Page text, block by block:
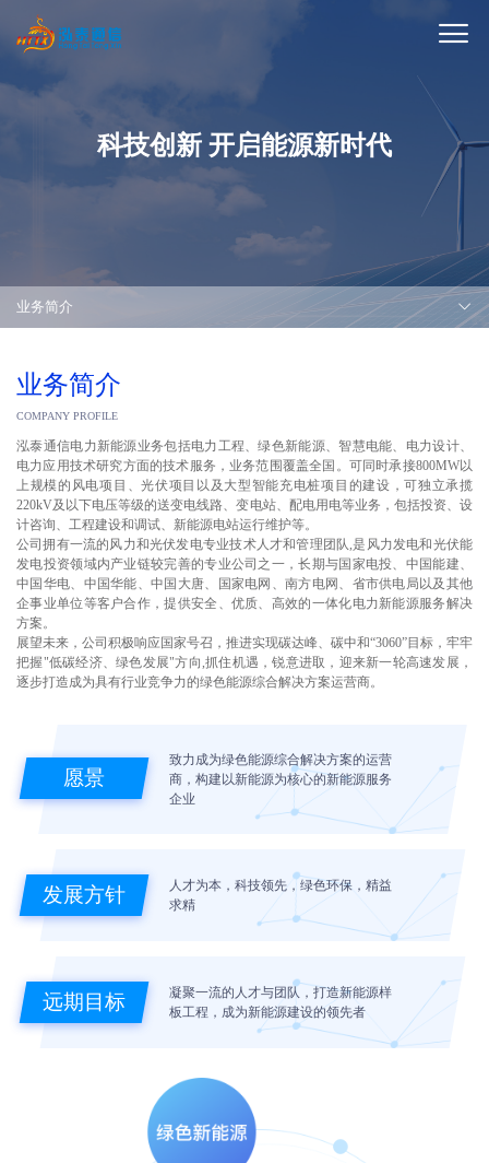
科技创新 开启能源新时代
业务简介
业务简介
COMPANY PROFILE
泓泰通信电力新能源业务包括电力工程、绿色新能源、智慧电能、电力设计、
电力应用技术研究方面的技术服务，业务范围覆盖全国。可同时承接800MW以
上规模的风电项目、光伏项目以及大型智能充电桩项目的建设，可独立承揽
220kV及以下电压等级的送变电线路、变电站、配电用电等业务，包括投资、设
计咨询、工程建设和调试、新能源电站运行维护等。
公司拥有一流的风力和光伏发电专业技术人才和管理团队,是风力发电和光伏能
发电投资领域内产业链较完善的专业公司之一，长期与国家电投、中国能建、
中国华电、中国华能、中国大唐、国家电网、南方电网、省市供电局以及其他
企事业单位等客户合作，提供安全、优质、高效的一体化电力新能源服务解决
方案。
展望未来，公司积极响应国家号召，推进实现碳达峰、碳中和“3060”目标，牢牢
把握"低碳经济、绿色发展"方向,抓住机遇，锐意进取，迎来新一轮高速发展，
逐步打造成为具有行业竞争力的绿色能源综合解决方案运营商。
愿景
致力成为绿色能源综合解决方案的运营
商，构建以新能源为核心的新能源服务
企业
发展方针
人才为本，科技领先，绿色环保，精益
求精
远期目标
凝聚一流的人才与团队，打造新能源样
板工程，成为新能源建设的领先者